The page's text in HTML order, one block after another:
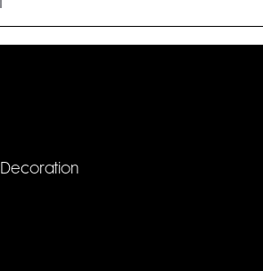
Decoration